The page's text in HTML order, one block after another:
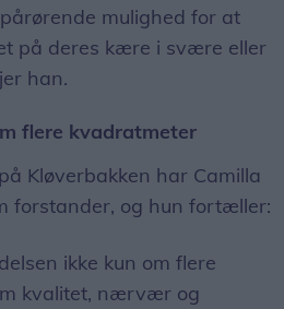
mulighed for at
på deres kære i svære eller
han.
flere kvadratmeter
Kløverbakken har Camilla
forstander, og hun fortæller:
ikke kun om flere
kvalitet, nærvær og